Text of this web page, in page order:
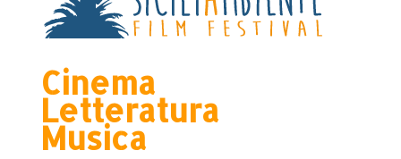
Cinema
Letteratura
Musica